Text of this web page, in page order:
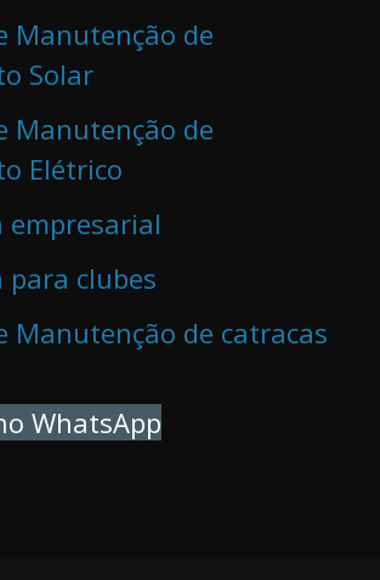
Manutenção de
Solar
Manutenção de
Elétrico
clubes
Manutenção de catracas
WhatsApp